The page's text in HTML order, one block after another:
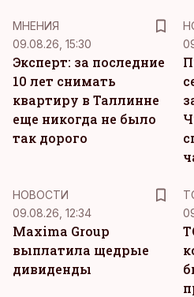
MНЕНИЯ
09.08.26, 15:30
Эксперт: за последние
10 лет снимать
квартиру в Таллинне
еще никогда не было
так дорого
НОВОСТИ
09.08.26, 12:34
Maxima Group
выплатила щедрые
дивиденды